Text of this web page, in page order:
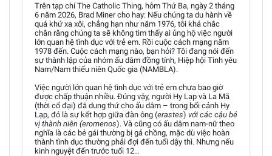
Trên tạp chí The Catholic Thing, hôm Thứ Ba, ngày 2 tháng
6 năm 2026, Brad Miner cho hay: Nếu chúng ta du hành về
quá khứ xa xôi, chẳng hạn như năm 1976, tôi khá chắc
chắn rằng chúng ta sẽ không tìm thấy ai ủng hộ việc người
lớn quan hệ tình dục với trẻ em. Rồi cuộc cách mạng năm
1978 đến. Cuộc cách mạng nào, bạn hỏi? Tôi đang nói đến
sự thành lập của nhóm ấu dâm đồng tính, Hiệp hội Tình yêu
Nam/Nam thiếu niên Quốc gia (NAMBLA).
Việc người lớn quan hệ tình dục với trẻ em chưa bao giờ
được chấp thuận nhiều. Đúng vậy, người Hy Lạp và La Mã
(thời cổ đại) đã dung thứ cho ấu dâm – trong bối cảnh Hy
Lạp, đó là sự kết hợp giữa đàn ông (erastes) với các cậu bé
vị thành niên (eromenos). Và cũng có ấu dâm nam-nữ theo
nghĩa là các bé gái thường bị gả chồng, mặc dù việc hoàn
thành tình dục thường phải đợi đến tuổi dậy thì. Nhưng nếu
kinh nguyệt đến trước tuổi 12…